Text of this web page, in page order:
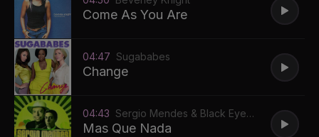
Come As You Are
04:47 Sugababes
Change
04:43 Sergio Mendes & Black Eyed
Peas
Mas Que Nada